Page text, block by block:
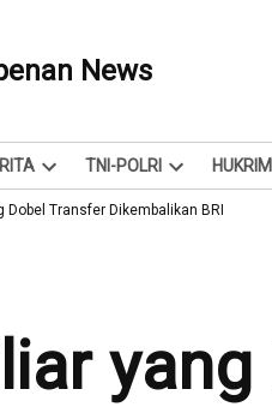
News
dan Info
Open
dropdown
TNI-POLRI
Open
dropdown
HUKRIM
Dobel Transfer Dikembalikan BRI